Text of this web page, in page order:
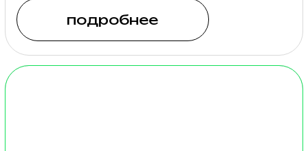
Для тех, кто любит стиль,
пространство и свет. Две
спальни, кухня-гостиная
и веранда с видом
на сосны, с которой так